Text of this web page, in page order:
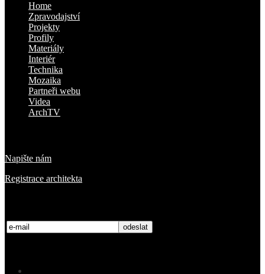
Home
Zpravodajství
Projekty
Profily
Materiály
Interiér
Technika
Mozaika
Partneři webu
Videa
ArchTV
Napište nám
Registrace architekta